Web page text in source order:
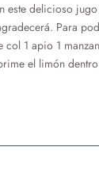
este delicioso
Para
1 apio 1
el limón